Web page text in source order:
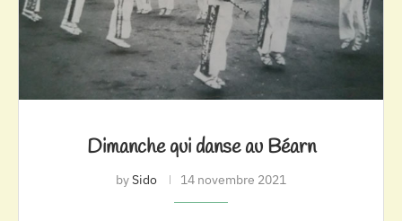
Dimanche qui danse au Béarn
bySido 14 novembre 2021